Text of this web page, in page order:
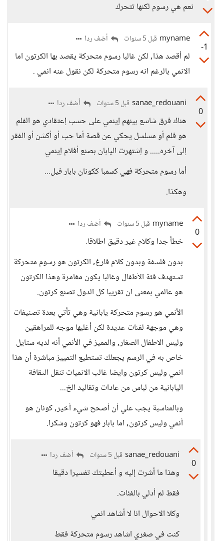
نعم هي رسوم لكنها تتحرك
-1
myname قبل 5 سنوات أضف ردا
لم أقصد هذا, لكن غالبا رسوم متحركة يقصد بها الكرتون اما
الانمي بالرغم انه رسوم متحركة لكن نقول عنه انمي .
0
sanae_redouani قبل 5 سنوات أضف ردا
هناك فرق شاسع بينهم إينمي على حسب إعتقادي هو الفلم
هو فلم أو مسلسل يحكي عن قصة أما حب أو أكشن أو الفقر
إلى آخره..... و إشتهرت اليابان بصنع أفلام إينمي
أما رسوم متحركة فهي كسمبا ككونان بابار فيل...
وهكذا.
0
myname قبل 5 سنوات أضف ردا
خطأ جدا وكلام غير دقيق اطلاقا.
بدون فلسفة وبدون كلام فارغ, الكرتون هو رسوم متحركة
تستهدف فئة الأطفال وغالبا يكون مغامرة وهذا الكرتون
هو عالمي بمعنى ان تقريبا كل الدول تصنع كرتون.
الأنمي هو رسوم متحركة يابانية وهي تأتي بعدة تصنيفات
وهي موجهة لفئات عديدة لكن أغلبها موجه للمراهقين
وليس الاطفال الصغار, والمميز في الأنمي أنه لديه ستايل
خاص به في الرسم يجعلك تستطيع التمييز مباشرة أن هذا
انمي وليس كرتون وايضا غالب الانميات تنقل الثقافة
اليابانية من لباس من عادات وتقاليد الخ...
وبالمناسبة يجب علي أن أصحح شيء أخير, كونان هو
أنمي وليس كرتون, اما بابار فهو كرتون وشكرا.
0
sanae_redouani قبل 5 سنوات أضف ردا
وهذا ما أشرت إليه و أعطيتك تفسيرا دقيقا
فقط لم أدلي بالفئات.
وكلا الاحوال انا لا أشاهد انمي
كنت في صغري اشاهد رسوم متحركة فقط